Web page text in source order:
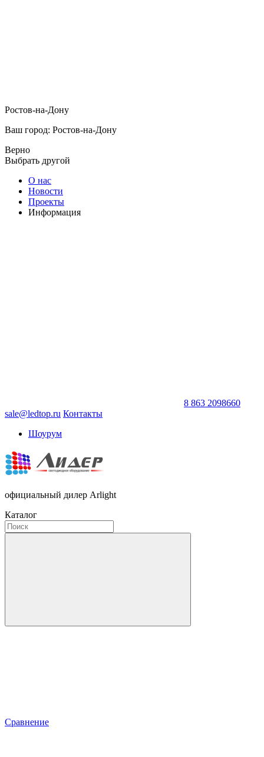
Ростов-на-Дону
Ваш город: Ростов-на-Дону
Верно
Выбрать другой
О нас
Новости
Проекты
Информация
8 863 2098660
sale@ledtop.ru Контакты
Шоурум
официальный дилер Arlight
Каталог
Сравнение